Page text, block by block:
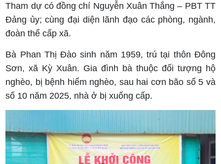
Tham dự có đồng chí Nguyễn Xuân Thắng – PBT TT
Đảng ủy; cùng đại diện lãnh đạo các phòng, ngành,
đoàn thể cấp xã.
Bà Phan Thị Đào sinh năm 1959, trú tại thôn Đông
Sơn, xã Kỳ Xuân. Gia đình bà thuộc đối tượng hộ
nghèo, bị bệnh hiểm nghèo, sau hai cơn bão số 5 và
số 10 năm 2025, nhà ở bị xuống cấp.